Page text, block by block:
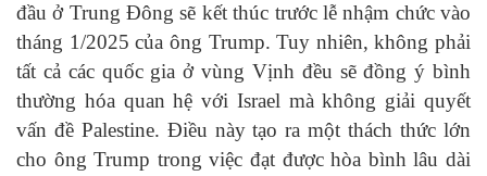
đầu ở Trung Đông sẽ kết thúc trước lễ nhậm chức vào
tháng 1/2025 của ông Trump. Tuy nhiên, không phải
tất cả các quốc gia ở vùng Vịnh đều sẽ đồng ý bình
thường hóa quan hệ với Israel mà không giải quyết
vấn đề Palestine. Điều này tạo ra một thách thức lớn
cho ông Trump trong việc đạt được hòa bình lâu dài